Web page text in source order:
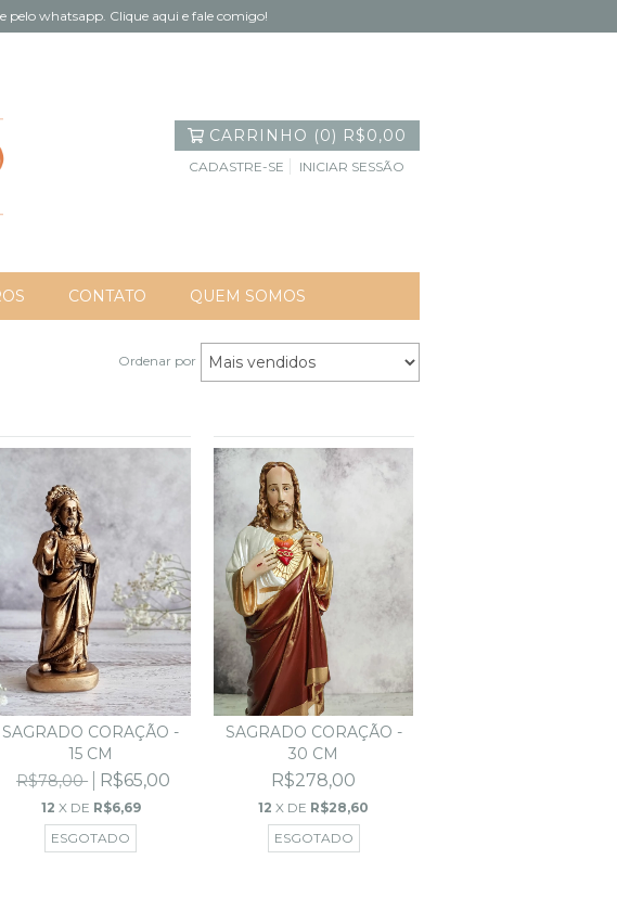
pelo whatsapp. Clique aqui e fale comigo!
CARRINHO (0) R$0,00
CADASTRE-SE INICIAR SESSÃO
CONTATO QUEM SOMOS
Ordenar por
SAGRADO CORAÇÃO -
15 CM
R$78,00
R$65,00
12 X DE R$6,69
ESGOTADO
SAGRADO CORAÇÃO -
30 CM
R$278,00
12 X DE R$28,60
ESGOTADO